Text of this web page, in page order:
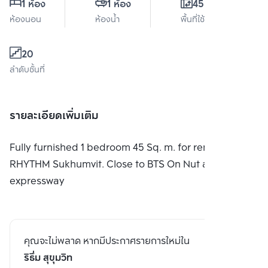
1 ห้อง
ห้องนอน
1 ห้อง
ห้องน้ำ
45.3 ตร.ม.
พื้นที่ใช้สอย
20
ลำดับชั้นที่
รายละเอียดเพิ่มเติม
Fully furnished 1 bedroom 45 Sq. m. for rent at
RHYTHM Sukhumvit. Close to BTS On Nut and
expressway
คุณจะไม่พลาด หากมีประกาศรายการใหม่ใน
ริธึ่ม สุขุมวิท